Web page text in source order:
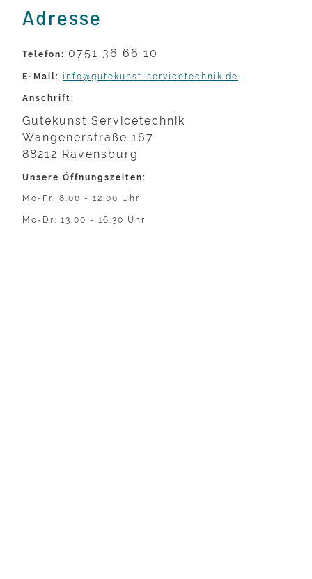
Adresse
Telefon: 0751 36 66 10
E-Mail: info@gutekunst-servicetechnik.de
Anschrift:
Gutekunst Servicetechnik
Wangenerstraße 167
88212 Ravensburg
Unsere Öffnungszeiten:
Mo-Fr: 8.00 - 12.00 Uhr
Mo-Dr: 13.00 - 16.30 Uhr